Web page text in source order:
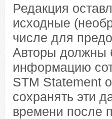
Редакция
исходные
числе для
Авторы должны
информацию
STM Statement
сохранять эти
времени после